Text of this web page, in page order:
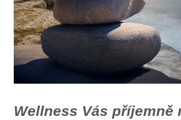
Wellness Vás příjemně